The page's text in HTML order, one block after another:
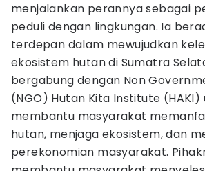
menjalankan perannya sebagai
peduli dengan lingkungan. Ia
terdepan dalam mewujudkan
ekosistem hutan di Sumatra
bergabung dengan Non
(NGO) Hutan Kita Institute (HAKI)
membantu masyarakat
hutan, menjaga ekosistem, dan
perekonomian masyarakat.